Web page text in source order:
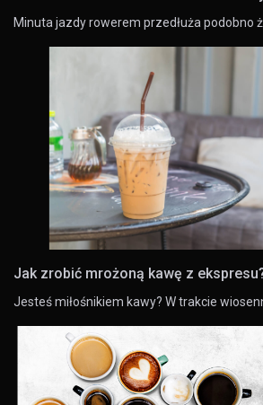
Minuta jazdy rowerem przedłuża podobno
Jak zrobić mrożoną kawę z
Jesteś miłośnikiem kawy? W trakcie